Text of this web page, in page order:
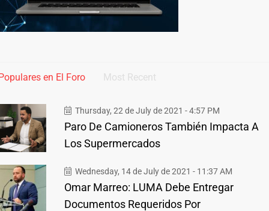
en El Foro Most Recent
Thursday, 22 de July de 2021 - 4:57 PM
Paro De Camioneros También Impacta A
Los Supermercados
Wednesday, 14 de July de 2021 - 11:37 AM
Omar Marreo: LUMA Debe Entregar
Documentos Requeridos Por